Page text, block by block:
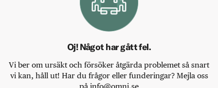
Oj! Något har gått fel.
Vi ber om ursäkt och försöker åtgärda problemet så snart
vi kan, håll ut! Har du frågor eller funderingar? Mejla oss